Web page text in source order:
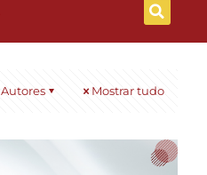
Autores Mostrar tudo